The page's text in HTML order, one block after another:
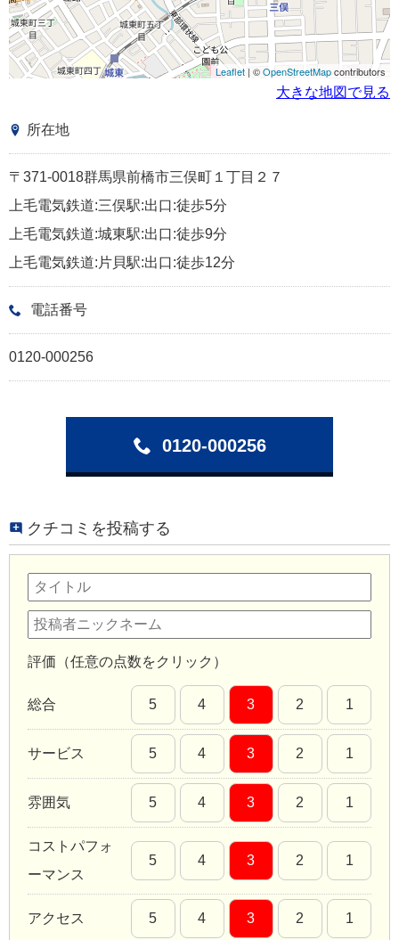
Leaflet | ©OpenStreetMapcontributors
大きな地図で見る
所在地
〒371-0018群馬県前橋市三俣町１丁目２７
上毛電気鉄道:三俣駅:出口:徒歩5分
上毛電気鉄道:城東駅:出口:徒歩9分
上毛電気鉄道:片貝駅:出口:徒歩12分
電話番号
0120-000256
0120-000256
クチコミを投稿する
評価（任意の点数をクリック）
総合 5 4 3 2 1
サービス 5 4 3 2 1
雰囲気 5 4 3 2 1
コストパフォ
ーマンス
5 4 3 2 1
アクセス 5 4 3 2 1